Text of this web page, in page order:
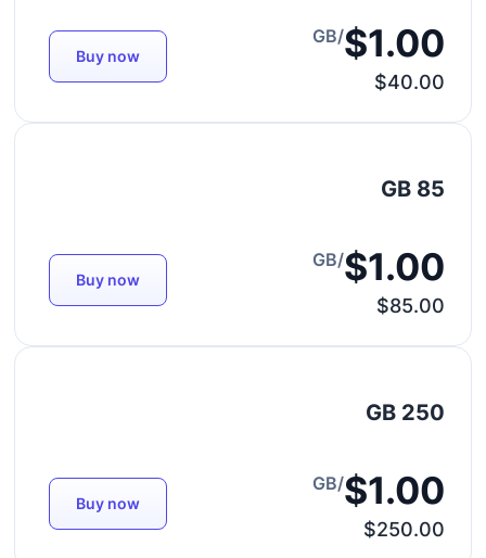
$1.00
/GB
$40.00
Buy now
85 GB
$1.00
/GB
$85.00
Buy now
250 GB
$1.00
/GB
$250.00
Buy now